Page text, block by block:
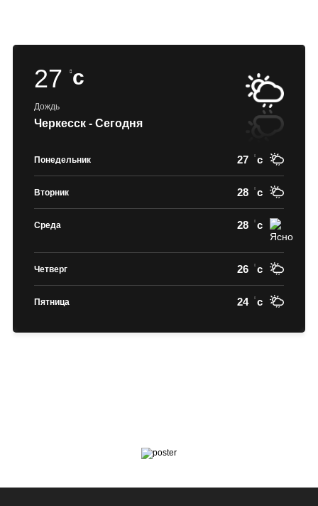
27 c
Дождь
Черкесск - Сегодня
Понедельник 27 c
Вторник 28 c
Среда 28 c
Четверг 26 c
Пятница 24 c